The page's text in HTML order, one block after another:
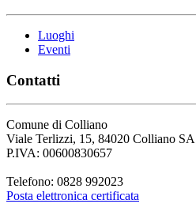
Luoghi
Eventi
Contatti
Comune di Colliano
Viale Terlizzi, 15, 84020 Colliano SA
P.IVA: 00600830657
Telefono: 0828 992023
Posta elettronica certificata